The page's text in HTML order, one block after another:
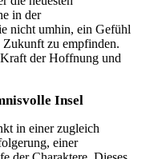
in der
nicht umhin, ein Gefühl
zu empfinden.
der Hoffnung und
Insel
in einer zugleich
einer